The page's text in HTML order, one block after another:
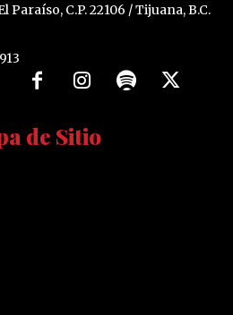
Paraíso, C.P. 22106 / Tijuana, B.C.
de Sitio